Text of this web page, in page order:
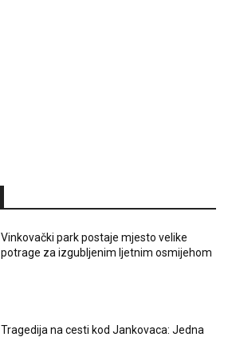
Vinkovački park postaje mjesto velike
potrage za izgubljenim ljetnim osmijehom
Tragedija na cesti kod Jankovaca: Jedna